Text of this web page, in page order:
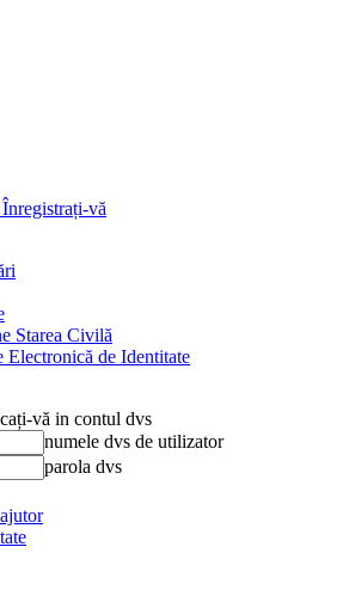
vă
Starea Civilă
Electronică de Identitate
vă in contul dvs
numele dvs de utilizator
parola dvs